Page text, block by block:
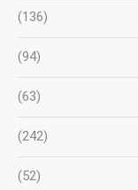
(136)
(94)
(63)
(242)
(52)